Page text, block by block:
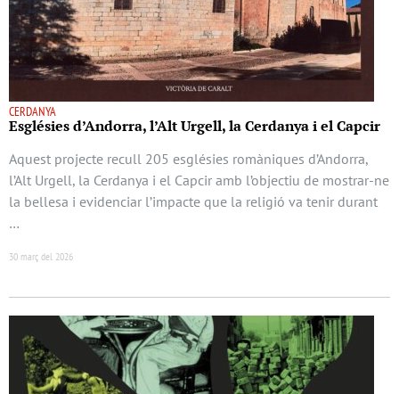
CERDANYA
Esglésies d’Andorra, l’Alt Urgell, la Cerdanya i el Capcir
Aquest projecte recull 205 esglésies romàniques d’Andorra,
l’Alt Urgell, la Cerdanya i el Capcir amb l’objectiu de mostrar-ne
la bellesa i evidenciar l’impacte que la religió va tenir durant
…
30 març del 2026